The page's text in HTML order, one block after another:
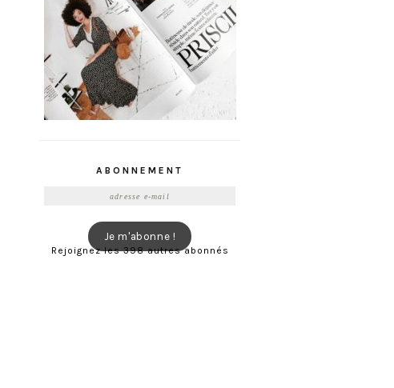
ABONNEMENT
Je m'abonne !
Rejoignez les 398 autres abonnés